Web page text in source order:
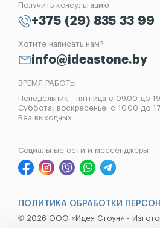
Контакты
Рассрочка на памятник
Реставрация памятников
Демонтаж памятников
Получить консультацию
+375 (29) 835 33 99
Хотите написать нам?
info@ideastone.by
ВРЕМЯ РАБОТЫ
Понедельник - пятница с 09.00 до
Суббота, воскресенье: с 10.00 до
Без выходных
Социальные сети и мессенджеры
© 2026 ООО «Идея Стоун» -
ПОЛИТИКА ОБРАБОТКИ